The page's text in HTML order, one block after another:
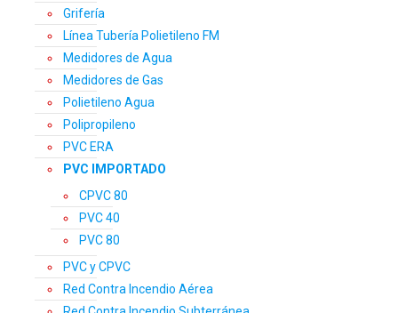
Grifería
Línea Tubería Polietileno FM
Medidores de Agua
Medidores de Gas
Polietileno Agua
Polipropileno
PVC ERA
PVC IMPORTADO
CPVC 80
PVC 40
PVC 80
PVC y CPVC
Red Contra Incendio Aérea